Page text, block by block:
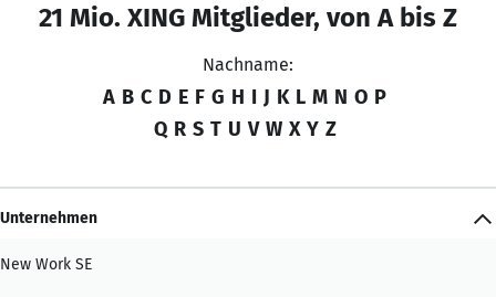
21 Mio. XING Mitglieder, von A bis Z
Nachname:
A B C D E F G H I J K L M N O P
Q R S T U V W X Y Z
Unternehmen
New Work SE